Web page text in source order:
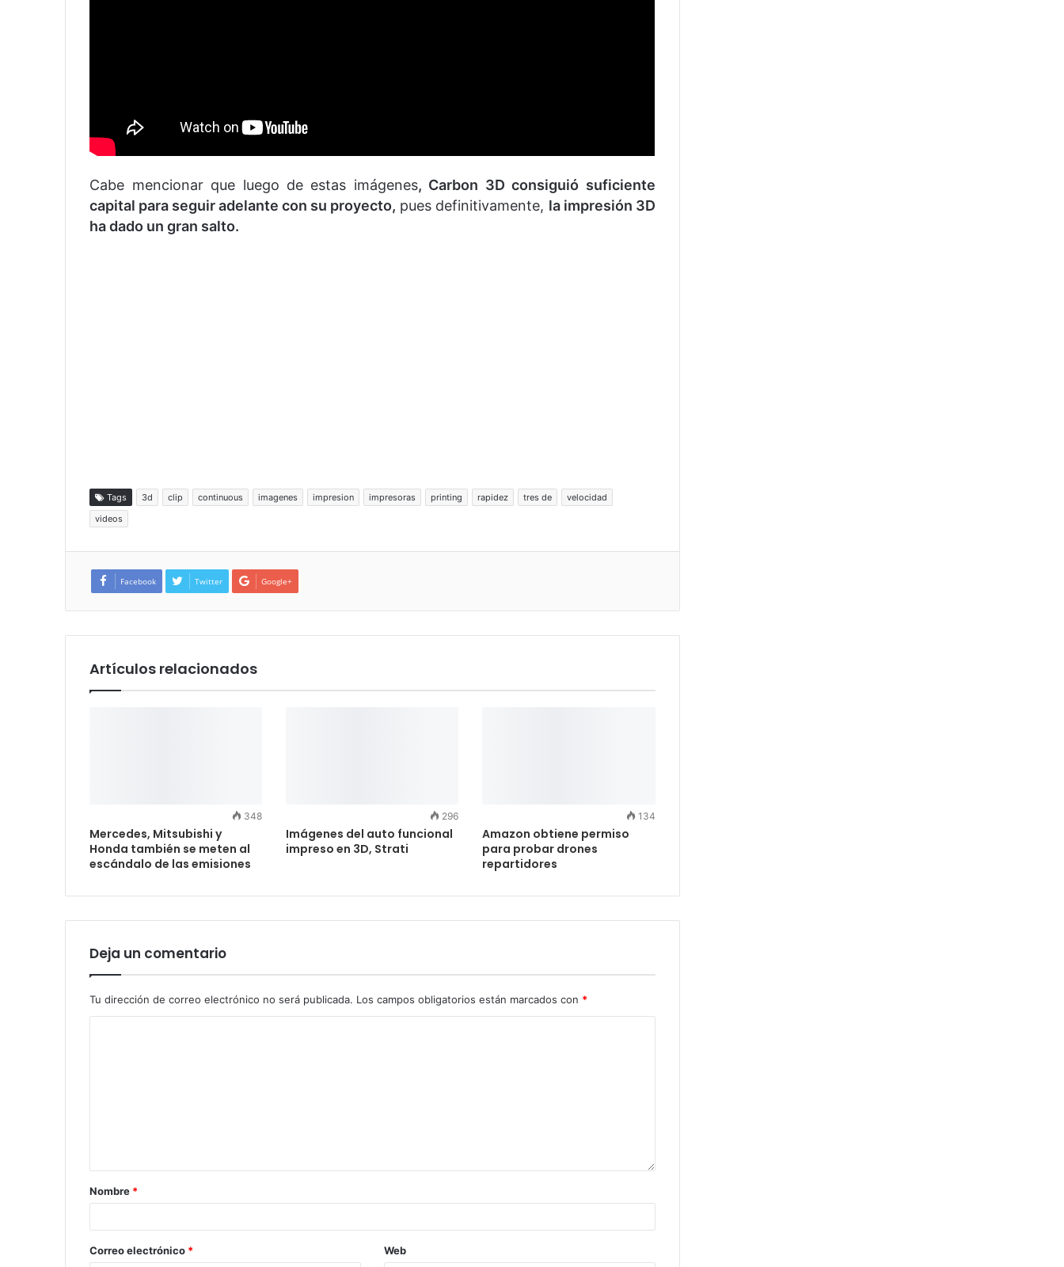
Cabe mencionar que luego de estas imágenes, Carbon 3D consiguió suficiente
capital para seguir adelante con su proyecto, pues definitivamente, la impresión 3D
ha dado un gran salto.
Tags 3d clip continuous imagenes impresion impresoras printing rapidez tres de
velocidad
videos
Facebook Twitter Google+
Artículos relacionados
348
Mercedes, Mitsubishi y
Honda también se meten al
escándalo de las emisiones
296
Imágenes del auto funcional
impreso en 3D, Strati
134
Amazon obtiene permiso
para probar drones
repartidores
Deja un comentario
Tu dirección de correo electrónico no será publicada. Los campos obligatorios están marcados con *
Nombre *
Correo electrónico * Web